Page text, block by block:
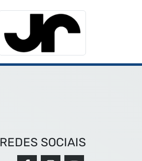
REDES SOCIAIS